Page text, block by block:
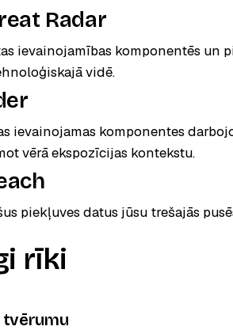
Radar, atveras
ievainojamības komponentēs un
vidē.
, atveras jaunā cilnē
ievainojamas komponentes
vērā ekspozīcijas kontekstu.
, atveras jaunā cilnē
piekļuves datus jūsu trešajās
rīki